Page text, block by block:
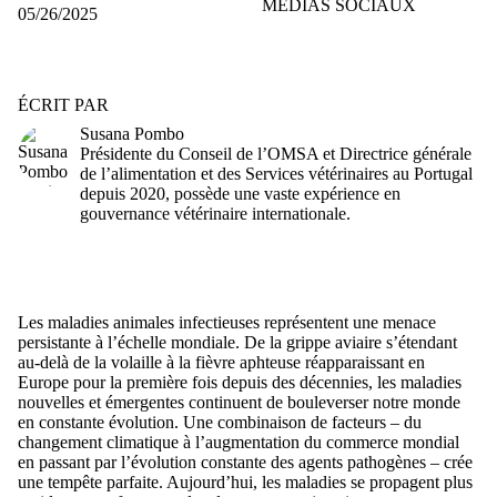
05/26/2025
ÉCRIT PAR
Susana Pombo
Présidente du Conseil de l’OMSA et Directrice générale
de l’alimentation et des Services vétérinaires au Portugal
depuis 2020, possède une vaste expérience en
gouvernance vétérinaire internationale.
MÉDIAS SOCIAUX
Les maladies animales infectieuses représentent une menace
persistante à l’échelle mondiale. De la grippe aviaire s’étendant
au-delà de la volaille à la fièvre aphteuse réapparaissant en
Europe pour la première fois depuis des décennies, les maladies
nouvelles et émergentes continuent de bouleverser notre monde
en constante évolution. Une combinaison de facteurs – du
changement climatique à l’augmentation du commerce mondial
en passant par l’évolution constante des agents pathogènes – crée
une tempête parfaite. Aujourd’hui, les maladies se propagent plus